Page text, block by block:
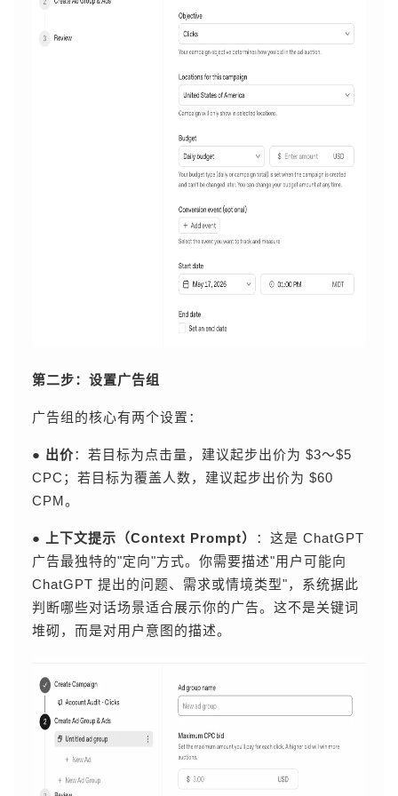
第二步：设置广告组
广告组的核心有两个设置：
● 出价：若目标为点击量，建议起步出价为 $3～$5
CPC；若目标为覆盖人数，建议起步出价为 $60
CPM。
● 上下文提示（Context Prompt）
：这是 ChatGPT
广告最独特的"定向"方式。你需要描述"用户可能向
ChatGPT 提出的问题、需求或情境类型"，系统据此
判断哪些对话场景适合展示你的广告。这不是关键词
堆砌，而是对用户意图的描述。